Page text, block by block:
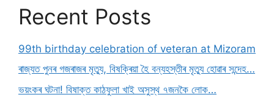
Recent Posts
99th birthday celebration of veteran at Mizoram
ৰাজ্যত পুনৰ গজৰাজৰ মৃত্যু, বিষক্ৰিয়া হৈ বন্যহস্তীৰ মৃত্যু হোৱাৰ সন্দেহ…
ভয়ংকৰ ঘটনা! বিষাক্ত কাঠফুলা খাই অসুস্থ ৭জনকৈ লোক…